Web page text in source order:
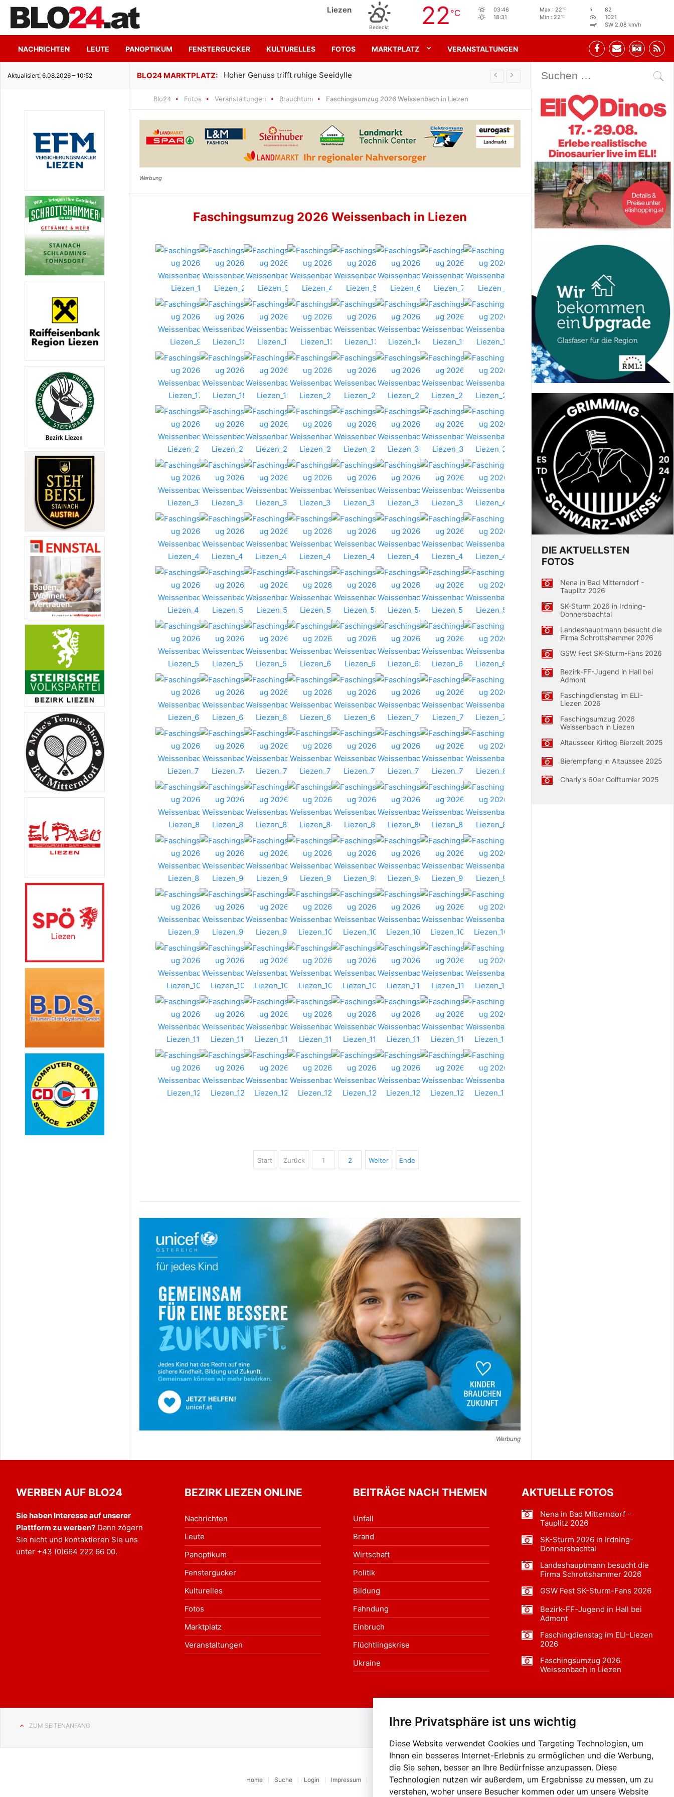
Ihre Privatsphäre ist uns wichtig
Diese Website verwendet Cookies und Targeting Technologien, um
Ihnen ein besseres Internet-Erlebnis zu ermöglichen und die Werbung,
die Sie sehen, besser an Ihre Bedürfnisse anzupassen. Diese
Technologien nutzen wir außerdem, um Ergebnisse zu messen, um zu
verstehen, woher unsere Besucher kommen oder um unsere Website
Liezen
Bedeckt 22 °C
03:46
18:31
Max : 22°C
Min : 22°C
82
1021
SW 2.08 km/h
NACHRICHTEN LEUTE PANOPTIKUM FENSTERGUCKER KULTURELLES FOTOS MARKTPLATZ VERANSTALTUNGEN
Aktualisiert: 6.08.2026 – 10:52
Seeidylle Gemeinsam für den SK Sturm Stehbeisl Stainach Öffnungszeiten
Blo24 Fotos Veranstaltungen Brauchtum Faschingsumzug 2026 Weissenbach in Liezen
Faschingsumzug 2026 Weissenbach in Liezen
Start Zurück 1 2 Weiter Ende
Werbung
DIE AKTUELLSTEN
FOTOS
Nena in Bad Mitterndorf -
Tauplitz 2026
SK-Sturm 2026 in Irdning-
Donnersbachtal
Landeshauptmann besucht die
Firma Schrottshammer 2026
GSW Fest SK-Sturm-Fans 2026
Bezirk-FF-Jugend in Hall bei
Admont
Faschingdienstag im ELI-
Liezen 2026
Faschingsumzug 2026
Weissenbach in Liezen
Altausseer Kiritog Bierzelt 2025
Bierempfang in Altaussee 2025
Charly's 60er Golfturnier 2025
WERBEN AUF BLO24
Sie haben Interesse auf unserer
Plattform zu werben? Dann zögern
Sie nicht und kontaktieren Sie uns
unter +43 (0)664 222 66 00.
BEZIRK LIEZEN ONLINE
Nachrichten
Leute
Panoptikum
Fenstergucker
Kulturelles
Fotos
Marktplatz
Veranstaltungen
BEITRÄGE NACH THEMEN
Unfall
Brand
Wirtschaft
Politik
Bildung
Fahndung
Einbruch
Flüchtlingskrise
Ukraine
AKTUELLE FOTOS
Nena in Bad Mitterndorf -
Tauplitz 2026
SK-Sturm 2026 in Irdning-
Donnersbachtal
Landeshauptmann besucht die
Firma Schrottshammer 2026
GSW Fest SK-Sturm-Fans 2026
Bezirk-FF-Jugend in Hall bei
Admont
Faschingdienstag im ELI-Liezen
2026
Faschingsumzug 2026
Weissenbach in Liezen
ZUM SEITENANFANG Auf BLO24.at werben?+43 (0)664 2226600
Home Suche Login Impressum Datenschutz Kontakt